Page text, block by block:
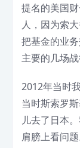
提名的美国
人，因为索
把基金的业
主要的几场
2012年当时
当时斯索罗
儿去了日本
肩膀上看问题